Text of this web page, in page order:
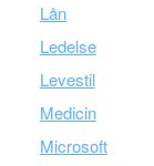
Lån
Ledelse
Levestil
Medicin
Microsoft